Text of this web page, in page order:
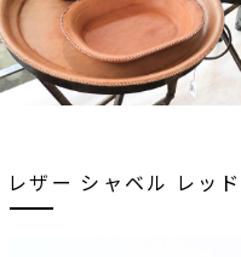
レザー シャベル レッド